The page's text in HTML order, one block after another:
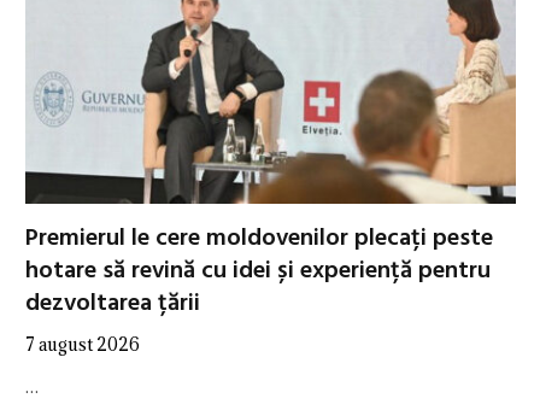
Premierul le cere moldovenilor plecați peste
hotare să revină cu idei și experiență pentru
dezvoltarea țării
7 august 2026
…